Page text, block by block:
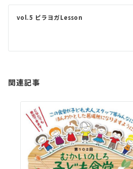
vol.5 ピラヨガLesson
関連記事